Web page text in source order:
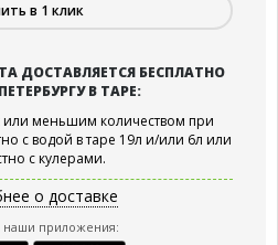
в 1 клик
ДОСТАВЛЯЕТСЯ БЕСПЛАТНО
В ТАРЕ:
или меньшим количеством при
с водой в таре 19л и/или 6л или
с кулерами.
о доставке
наши приложения: